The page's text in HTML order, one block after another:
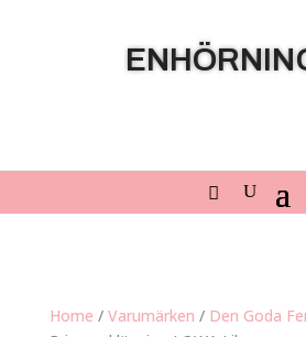
Home / Varumärken / Den Goda